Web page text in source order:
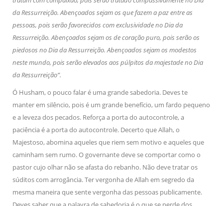
da Ressurreição. Abençoados sejam os que fazem a paz entre as
pessoas, pois serão favorecidos com exclusividade no Dia da
Ressurreição. Abençoados sejam os de coração puro, pois serão os
piedosos no Dia da Ressurreição. Abençoados sejam os modestos
neste mundo, pois serão elevados aos púlpitos da majestade no Dia
da Ressurreição”.
Ó Husham, o pouco falar é uma grande sabedoria. Deves te
manter em silêncio, pois é um grande benefício, um fardo pequeno
e a leveza dos pecados. Reforça a porta do autocontrole, a
paciência é a porta do autocontrole. Decerto que Allah, o
Majestoso, abomina aqueles que riem sem motivo e aqueles que
caminham sem rumo. O governante deve se comportar como o
pastor cujo olhar não se afasta do rebanho. Não deve tratar os
súditos com arrogância. Ter vergonha de Allah em segredo da
mesma maneira que sente vergonha das pessoas publicamente.